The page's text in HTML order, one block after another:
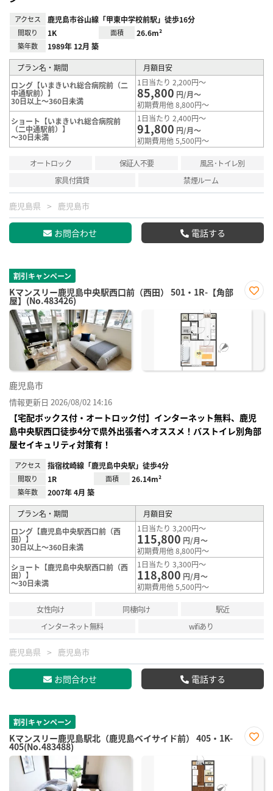
アクセス 鹿児島市谷山線「甲東中学校前駅」徒歩16分
間取り 1K 面積 26.6m²
築年数 1989年 12月 築
プラン名・期間
月額目安
ロング【いまきいれ総合病院前（二
中通駅前）】
30日以上～360日未満
1日当たり 2,200円～
85,800 円/月～
初期費用他 8,800円～
ショート【いまきいれ総合病院前
（二中通駅前）】
～30日未満
1日当たり 2,400円～
91,800 円/月～
初期費用他 5,500円～
オートロック 保証人不要
風呂･トイレ別
家具付賃貸
禁煙ルーム
鹿児島県 鹿児島市
お問合わせ 電話する
割引キャンペーン
Kマンスリー鹿児島中央駅西口前（西田） 501・1R-【角部
屋】(No.483426)
に入
鹿児島市
情報更新日 2026/08/02 14:16
【宅配ボックス付・オートロック付】インターネット無料、鹿児
島中央駅西口徒歩4分で県外出張者へオススメ！バストイレ別角部
屋セイキュリティ対策有！
アクセス 指宿枕崎線「鹿児島中央駅」徒歩4分
間取り 1R 面積 26.14m²
築年数 2007年 4月 築
プラン名・期間
月額目安
ロング【鹿児島中央駅西口前（西
田）】
30日以上～360日未満
1日当たり 3,200円～
115,800 円/月～
初期費用他 8,800円～
ショート【鹿児島中央駅西口前（西
田）】
～30日未満
1日当たり 3,300円～
118,800 円/月～
初期費用他 5,500円～
女性向け 同棲向け
駅近
インターネット無料
wifiあり
鹿児島県 鹿児島市
お問合わせ 電話する
割引キャンペーン
Kマンスリー鹿児島駅北（鹿児島ベイサイド前） 405・1K-
405(No.483488)
に入